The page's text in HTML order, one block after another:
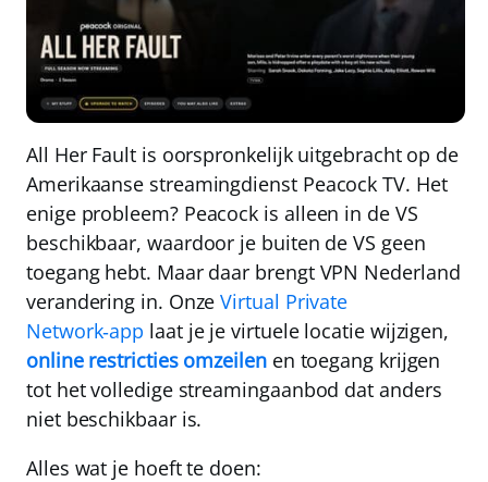
All Her Fault is oorspronkelijk uitgebracht op de
Amerikaanse streamingdienst Peacock TV. Het
enige probleem? Peacock is alleen in de VS
beschikbaar, waardoor je buiten de VS geen
toegang hebt. Maar daar brengt VPN Nederland
verandering in. OnzeVirtual Private
Network‑app laat je je virtuele locatie wijzigen,
online restricties omzeilenen toegang krijgen
tot het volledige streamingaanbod dat anders
niet beschikbaar is.
Alles wat je hoeft te doen: